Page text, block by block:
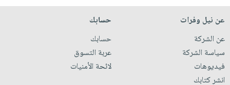
عن نيل وفرات
عن الشركة
سياسة الشركة
فيديوهات
انشر كتابك
حسابك
حسابك
عربة التسوق
لائحة الأمنيات